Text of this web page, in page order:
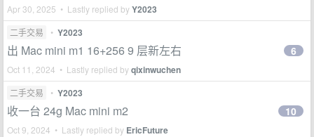
Apr 30, 2025 • Lastly replied byY2023
二手交易 • Y2023
出 Mac mini m1 16+256 9 层新左右
Oct 11, 2024 • Lastly replied byqixinwuchen
6
二手交易 • Y2023
收一台 24g Mac mini m2
Oct 9, 2024 • Lastly replied by EricFuture
10